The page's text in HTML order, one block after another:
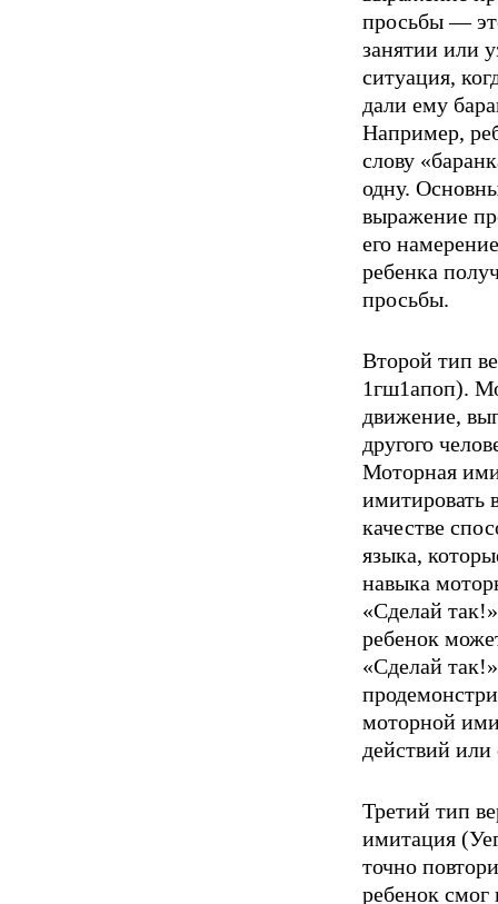
просьбы —
занятии или
ситуация,
дали ему
Например,
слову
одну.
выражение
его
ребен­ка
просьбы.
Второй тип
1гш1апоп).
движение,
другого
Моторная
имитировать
качестве
языка,
навыка
«Сделай
ребенок
«Сделай
моторной
действий
Третий тип
имитация
точно
ребенок смог